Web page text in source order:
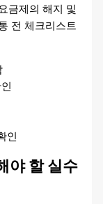
금제의 해지 및
전 체크리스트
인
야 할 실수